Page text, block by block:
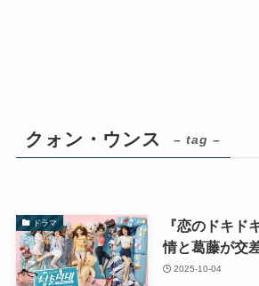
クォン・ウンス – tag –
ドラマ
『恋のドキド
情と葛藤が交
2025-10-04